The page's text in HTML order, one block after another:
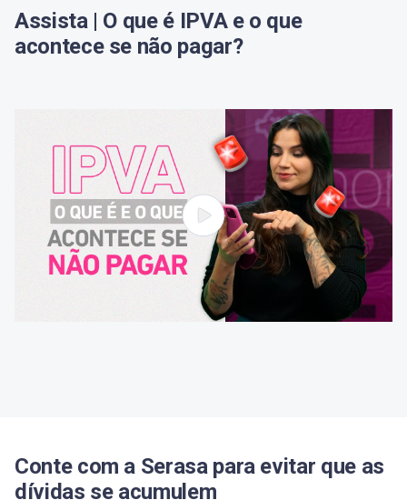
Assista | O que é IPVA e o que
acontece se não pagar?
Conte com a Serasa para evitar que as
dívidas se acumulem